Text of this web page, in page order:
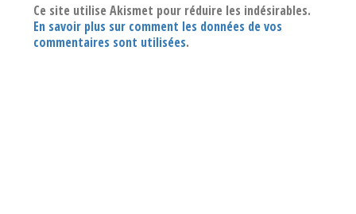
Ce site utilise Akismet pour réduire les indésirables.
En savoir plus sur comment les données de vos
commentaires sont utilisées.